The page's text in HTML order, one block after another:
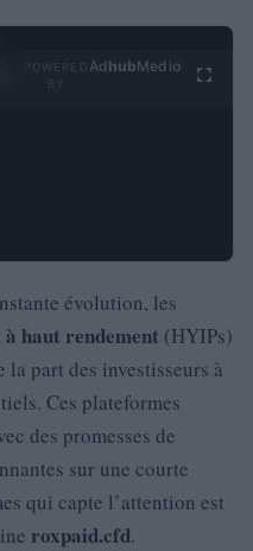
Ad hubMedia
évolution, les
haut rendement (HYIPs)
part des investisseurs à
Ces plateformes
des promesses de
sur une courte
qui capte l’attention est
roxpaid.cfd.